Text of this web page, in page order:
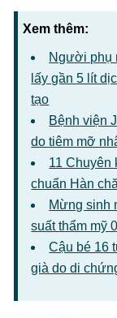
Xem thêm:
Người phụ
lấy gần 5 lít
tạo
Bệnh viện
do tiêm mỡ
11 Chuyên
chuẩn Hàn
Mừng sinh
suất thẩm mỹ
Cậu bé 16
già do di